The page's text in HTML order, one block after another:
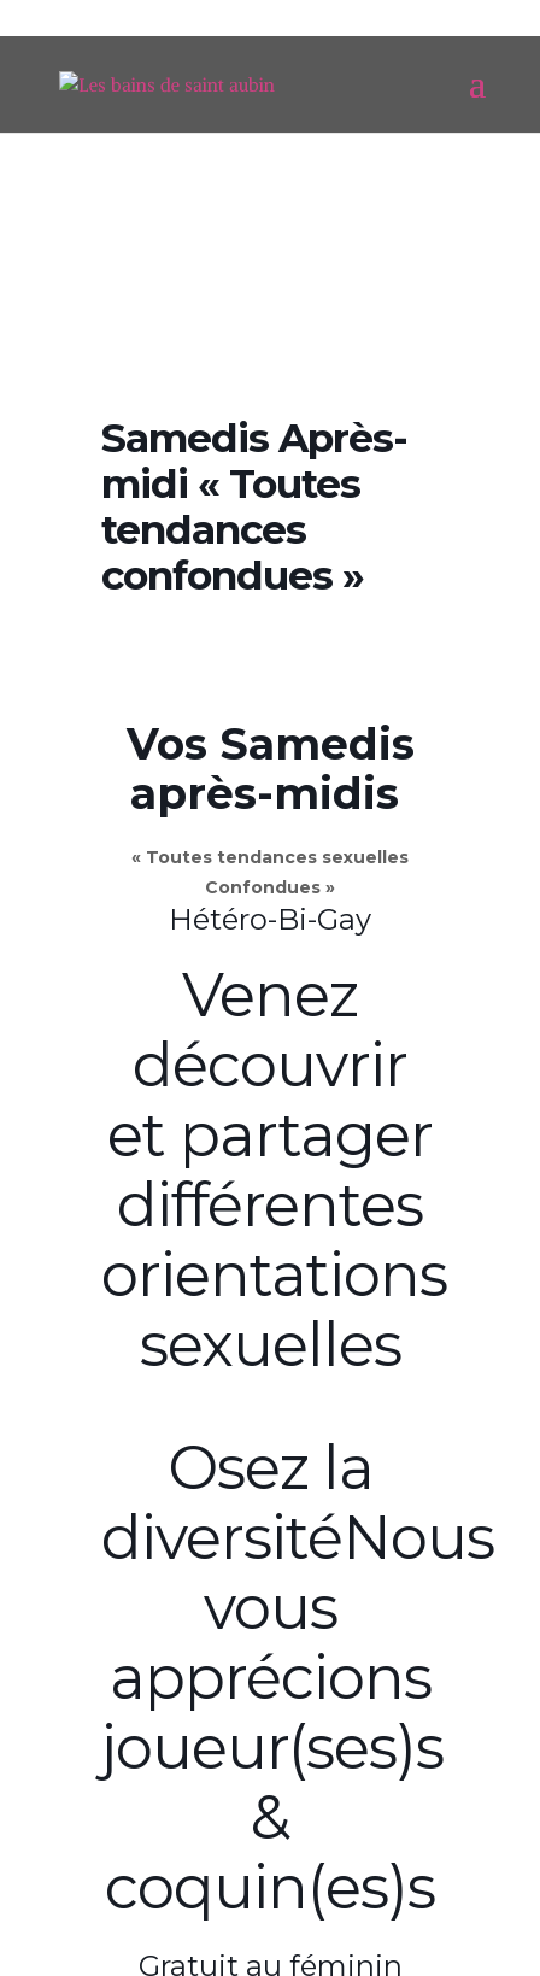
Samedis Après-
midi « Toutes
tendances
confondues »
Vos Samedis
après-midis
« Toutes tendances sexuelles
Confondues »
Hétéro-Bi-Gay
Venez
découvrir
et partager
différentes
orientations
sexuelles
Osez la
diversitéNous
vous
apprécions
joueur(ses)s
&
coquin(es)s
Gratuit au féminin